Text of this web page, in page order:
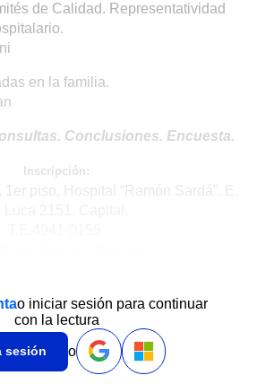
de Calidad. Representatividad
en la familia.
Conclusiones. Encuesta.
Inscripción:
1er piso, Hospital “Ramón Sardá”. E.
o iniciar sesión para continuar
con la lectura
sesión o